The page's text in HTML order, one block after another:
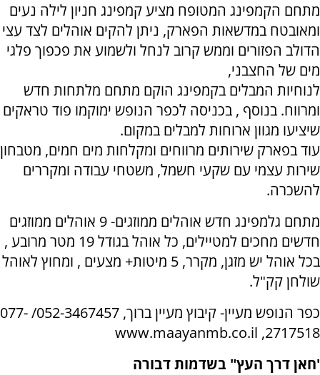
מתחם הקמפינג המטופח מציע קמפינג חניון לילה נעים
ומאובטח במדשאות הפארק, ניתן להקים אוהלים לצד עצי
הדולב הפזורים וממש קרוב לנחל ולשמוע את פכפוך פלגי
מים של החצבני,
לנוחיות המבלים בקמפינג הוקם מתחם מלתחות חדש
ומרווח. בנוסף , בכניסה לכפר הנופש ימוקמו פוד טראקים
שיציעו מגוון ארוחות למבלים במקום.
עוד בפארק שירותים מרווחים ומקלחות מים חמים, מטבחון
שירות עצמי עם שקעי חשמל, משטחי עבודה ומקררים
להשכרה.
מתחם גלמפינג חדש אוהלים ממוזגים- 9 אוהלים ממוזגים
חדשים מחכים למטיילים, כל אוהל בגודל 19 מטר מרובע ,
בכל אוהל יש מזגן, מקרר, 5 מיטות+ מצעים , ומחוץ לאוהל
שולחן קק"ל.
כפר הנופש מעיין- קיבוץ מעיין ברוך, 052-3467457/ 077-
2717518, www.maayanmb.co.il
'חאן דרך העץ" בשדמות דבורה